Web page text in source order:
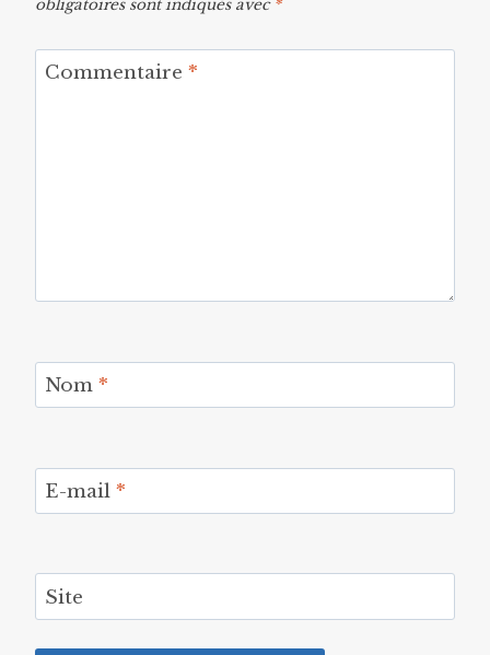
obligatoires sont indiqués avec *
Commentaire *
Nom *
E-mail *
Site